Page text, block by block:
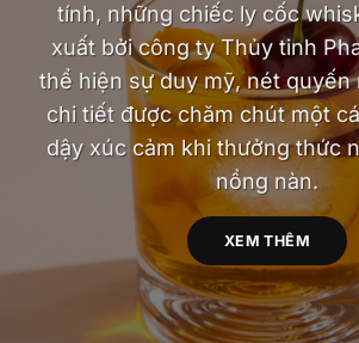
tính, những chiếc ly cốc
xuất bởi công ty Thủy tinh
thể hiện sự duy mỹ, nét quyến
chi tiết được chăm chút một
dậy xúc cảm khi thưởng thức
nồng nàn.
XEM THÊM